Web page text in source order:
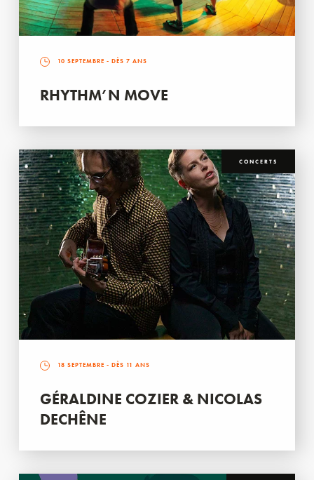
10 SEPTEMBRE - DÈS 7 ANS
RHYTHM’N MOVE
CONCERTS
18 SEPTEMBRE - DÈS 11 ANS
GÉRALDINE COZIER & NICOLAS
DECHÊNE